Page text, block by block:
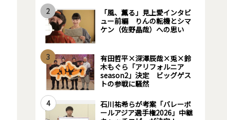
2
「風、薫る」見上愛インタビ
ュー前編 りんの転機とシマ
ケン（佐野晶哉）への思い
3
有田哲平×深澤辰哉×兎×鈴
木もぐら「アリフォルニア
season2」決定 ビッグゲス
トの参戦に騒然
4
石川祐希らが考案「バレーボ
ールアジア選手権2026」中継